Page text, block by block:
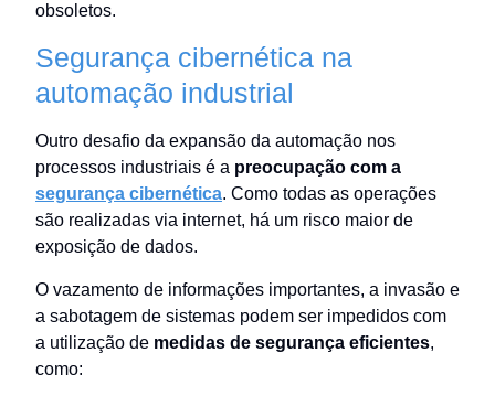
obsoletos.
Segurança cibernética na
automação industrial
Outro desafio da expansão da automação nos
processos industriais é a preocupação com a
segurança cibernética. Como todas as operações
são realizadas via internet, há um risco maior de
exposição de dados.
O vazamento de informações importantes, a invasão e
a sabotagem de sistemas podem ser impedidos com
a utilização de medidas de segurança eficientes,
como: